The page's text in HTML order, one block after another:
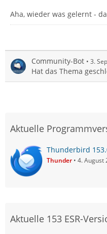
Aha, wieder was gelernt -
Community-Bot 3.
Hat das Thema
Aktuelle
Thunderbird
Thunder 4. August
Aktuelle 153 ESR-